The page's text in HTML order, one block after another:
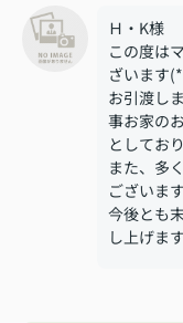
Ｈ・K様
この度は
ざいます
お引渡し
事お家の
としてお
また、多
ございます
今後とも
し上げます